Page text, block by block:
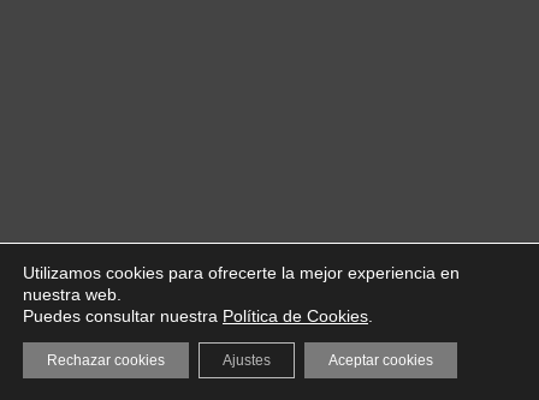
Utilizamos cookies para ofrecerte la mejor experiencia en
nuestra web.
Puedes consultar nuestra Política de Cookies
Aceptar cookies
Rechazar cookies Ajustes